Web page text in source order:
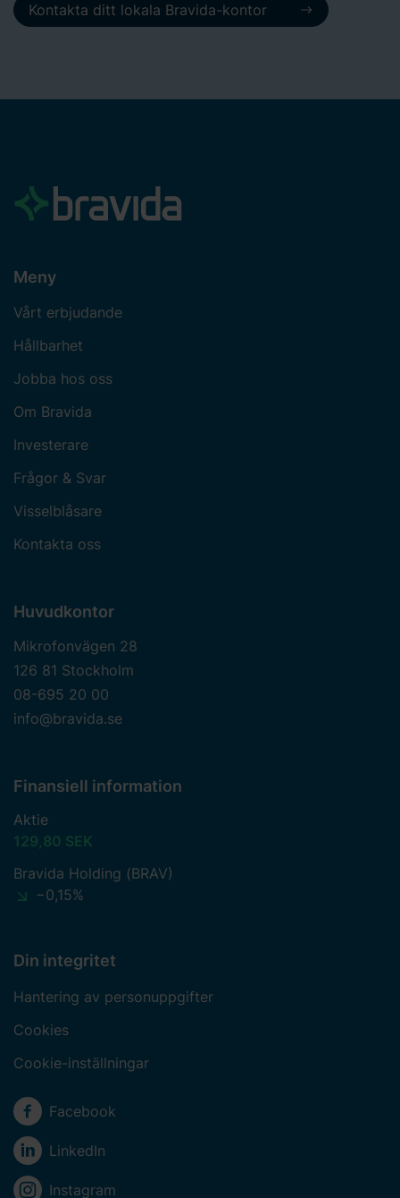
Kontakta ditt lokala Bravida-kontor
Meny
Vårt erbjudande
Hållbarhet
Jobba hos oss
Om Bravida
Investerare
Frågor & Svar
Visselblåsare
Kontakta oss
Huvudkontor
Mikrofonvägen 28
126 81 Stockholm
08-695 20 00
info@bravida.se
Finansiell information
Aktie
129,80 SEK
Bravida Holding (BRAV)
−0,15%
Din integritet
Hantering av personuppgifter
Cookies
Cookie-inställningar
Sociala medier
Facebook
LinkedIn
Instagram